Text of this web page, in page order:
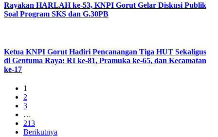
Rayakan HARLAH ke-53, KNPI Gorut Gelar Diskusi Publik
Soal Program SKS dan G.30PB
Ketua KNPI Gorut Hadiri Pencanangan Tiga HUT Sekaligus
di Gentuma Raya: RI ke-81, Pramuka ke-65, dan Kecamatan
ke-17
1
2
3
…
213
Berikutnya